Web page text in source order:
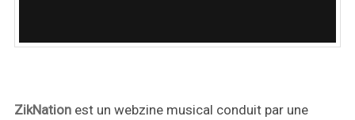
ZikNationest un webzine musical conduit par une